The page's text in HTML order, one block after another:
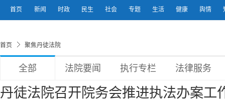
首页 新闻 时政 民生 社会 专题 生活 健康 舆情
首页 聚焦丹徒法院
全部 法院要闻 执行专栏 法律服务
丹徒法院召开院务会推进执法办案工